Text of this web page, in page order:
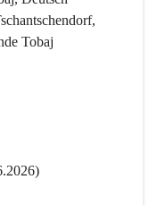
Tobaj